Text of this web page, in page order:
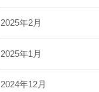
2025年2月
2025年1月
2024年12月